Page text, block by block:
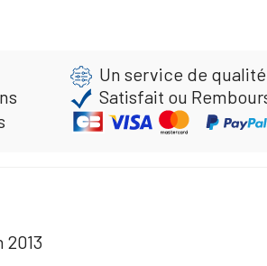
Un service de
Satisfait ou